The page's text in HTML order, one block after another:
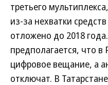
третьего
из-за нехватки
отложено до 2018
предполагается, что в
цифровое вещание, а
отключат. В